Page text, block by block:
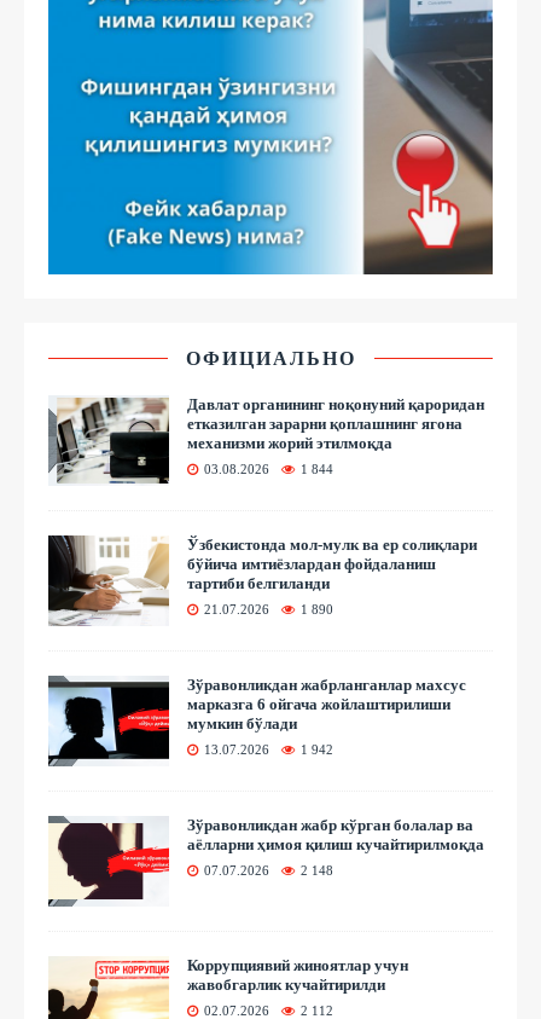
ОФИЦИАЛЬНО
Давлат органининг ноқонуний қароридан
етказилган зарарни қоплашнинг ягона
механизми жорий этилмоқда
03.08.2026 1 844
Ўзбекистонда мол-мулк ва ер солиқлари
бўйича имтиёзлардан фойдаланиш
тартиби белгиланди
21.07.2026 1 890
Зўравонликдан жабрланганлар махсус
марказга 6 ойгача жойлаштирилиши
мумкин бўлади
13.07.2026 1 942
Зўравонликдан жабр кўрган болалар ва
аёлларни ҳимоя қилиш кучайтирилмоқда
07.07.2026 2 148
Коррупциявий жиноятлар учун
жавобгарлик кучайтирилди
02.07.2026 2 112